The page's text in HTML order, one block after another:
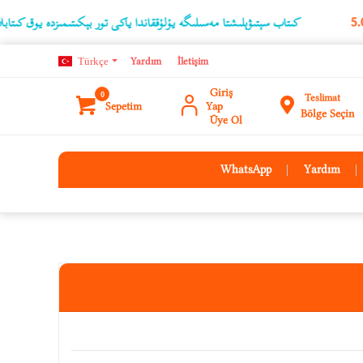
كىتاب سېتىۋېلىشتا مەسىلىگە يۇلۇققاندا ياكى تور بېكىتىمىزدە يوق كىتابلارنىڭ
Türkçe Yardım İletişim
Teslimat
Bölge Seçin
Giriş
Yap
Üye Ol
0
Sepetim
Yardım
WhatsApp